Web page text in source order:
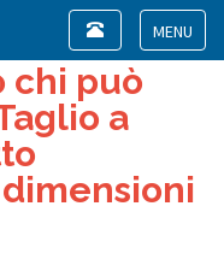
Toggle
Toggle
navigation
chi può
a